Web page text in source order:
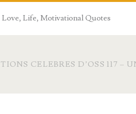
Life, Motivational Quotes
CELEBRES D’OSS 117